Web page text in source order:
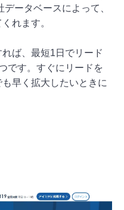
ータベースによって、
れます。
ば、最短1日でリード
です。すぐにリードを
早く拡大したいときに